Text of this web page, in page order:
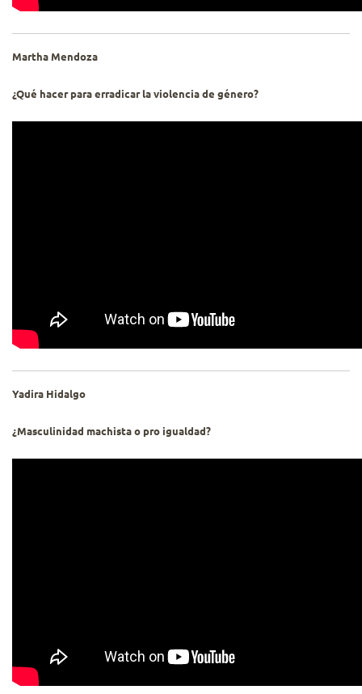
Martha Mendoza
¿Qué hacer para erradicar la violencia de género?
Yadira Hidalgo
¿Masculinidad machista o pro igualdad?